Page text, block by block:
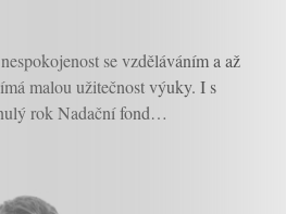
se vzděláváním a až
malou užitečnost výuky. I s
rok Nadační fond…